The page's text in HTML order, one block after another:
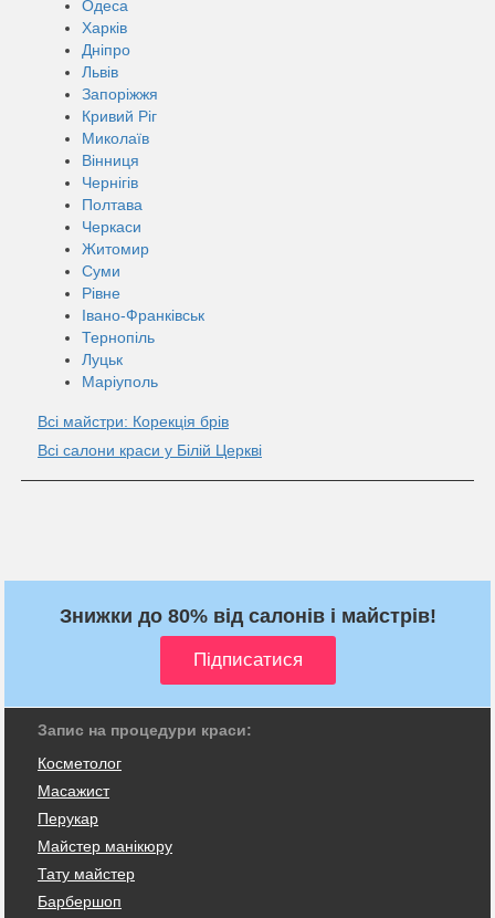
Одеса
Харків
Дніпро
Львів
Запоріжжя
Кривий Ріг
Миколаїв
Вінниця
Чернігів
Полтава
Черкаси
Житомир
Суми
Рівне
Івано-Франківськ
Тернопіль
Луцьк
Маріуполь
Всі майстри: Корекція брів
Всі салони краси у Білій Церкві
Знижки до 80% від салонів і майстрів!
Запис на процедури краси:
Косметолог
Масажист
Перукар
Майстер манікюру
Тату майстер
Барбершоп